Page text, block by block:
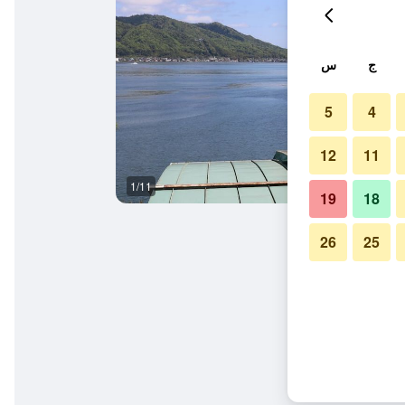
1/11
ج س
4
5
11
12
18
19
25
26